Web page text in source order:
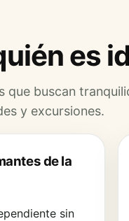
es
que buscan
y excursiones.
de la
sin